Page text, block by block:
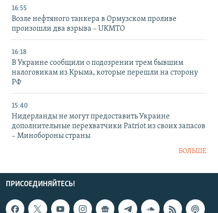
16:55
Возле нефтяного танкера в Ормузском проливе
произошли два взрыва – UKMTO
16:18
В Украине сообщили о подозрении трем бывшим
налоговикам из Крыма, которые перешли на сторону
РФ
15:40
Нидерланды не могут предоставить Украине
дополнительные перехватчики Patriot из своих запасов
– Минобороны страны
БОЛЬШЕ
ПРИСОЕДИНЯЙТЕСЬ!